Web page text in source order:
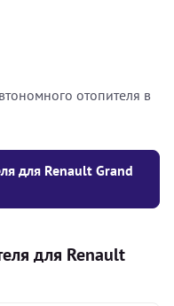
отопителя в
для Renault Grand
для Renault